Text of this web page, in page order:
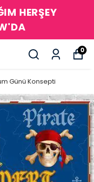
HERŞEY
0
Günü Konsepti